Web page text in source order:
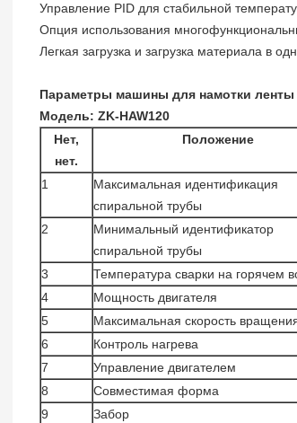
Управление PID для стабильной
Опция использования
Легкая загрузка и загрузка материала в
Параметры машины для намотки ленты
Модель: ZK-HAW120
Нет,
нет.
Положение
1
Максимальная идентификация
спиральной трубы
2
Минимальный идентификатор
спиральной трубы
3 Температура сварки на горячем
4
Мощность двигателя
5
Максимальная скорость
6
Контроль нагрева
7
Управление двигателем
8
Совместимая форма
9
Забор